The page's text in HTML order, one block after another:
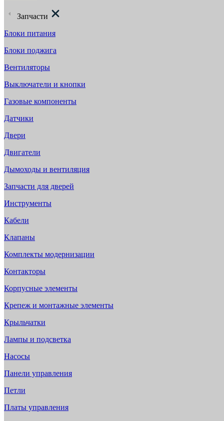
Запчасти
Блоки питания
Блоки поджига
Вентиляторы
Выключатели и кнопки
Газовые компоненты
Датчики
Двери
Двигатели
Дымоходы и вентиляция
Запчасти для дверей
Инструменты
Кабели
Клапаны
Комплекты модернизации
Контакторы
Корпусные элементы
Крепеж и монтажные элементы
Крыльчатки
Лампы и подсветка
Насосы
Панели управления
Петли
Платы управления